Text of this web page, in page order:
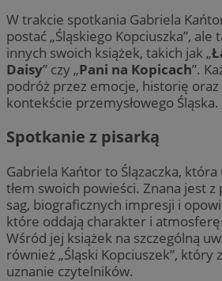
W trakcie spotkania Gabriela
postać „Śląskiego Kopciuszka”, ale
innych swoich książek, takich jak „
Daisy” czy „Pani na Kopicach”.
podróż przez emocje, historię
kontekście przemysłowego Śląska.
Spotkanie z pisarką
Gabriela Kańtor to Ślązaczka, która
tłem swoich powieści. Znana jest
sag, biograficznych impresji i
które oddają charakter i atmosferę
Wśród jej książek na szczególną
również „Śląski Kopciuszek”, który
uznanie czytelników.